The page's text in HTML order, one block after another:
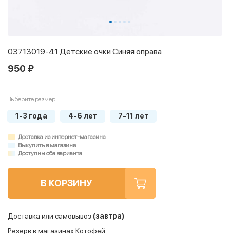
03713019-41 Детские очки Синяя оправа
950 ₽
Выберите размер
1-3 года 4-6 лет 7-11 лет
Доставка из интернет-магазина
Выкупить в магазине
Доступны оба варианта
В КОРЗИНУ
Доставка или самовывоз (завтра)
Резерв в магазинах Котофей